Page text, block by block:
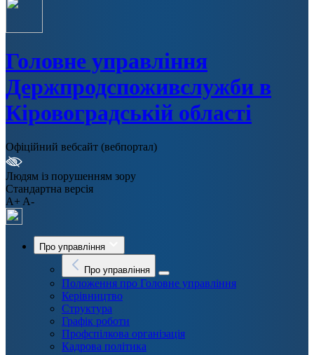
Головне управління
Держпродспоживслужби в
Кіровоградській області
Офіційний вебсайт (вебпортал)
Людям із порушенням зору
Стандартна версія
A+ A-
Про управління
Про управління
Положення про Головне управління
Керівництво
Структура
Графік роботи
Профспілкова організація
Кадрова політика